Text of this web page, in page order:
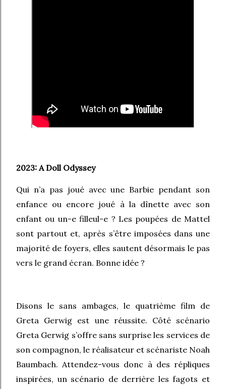
2023: A Doll Odyssey
Qui n’a pas joué avec une Barbie pendant son
enfance ou encore joué à la dînette avec son
enfant ou un-e filleul-e ? Les poupées de Mattel
sont partout et, après s’être imposées dans une
majorité de foyers, elles sautent désormais le pas
vers le grand écran. Bonne idée ?
Disons le sans ambages, le quatrième film de
Greta Gerwig est une réussite. Côté scénario
Greta Gerwig s’offre sans surprise les services de
son compagnon, le réalisateur et scénariste Noah
Baumbach. Attendez-vous donc à des répliques
inspirées, un scénario de derrière les fagots et